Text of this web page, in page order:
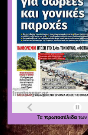
Τα πρωτοσέλιδα των